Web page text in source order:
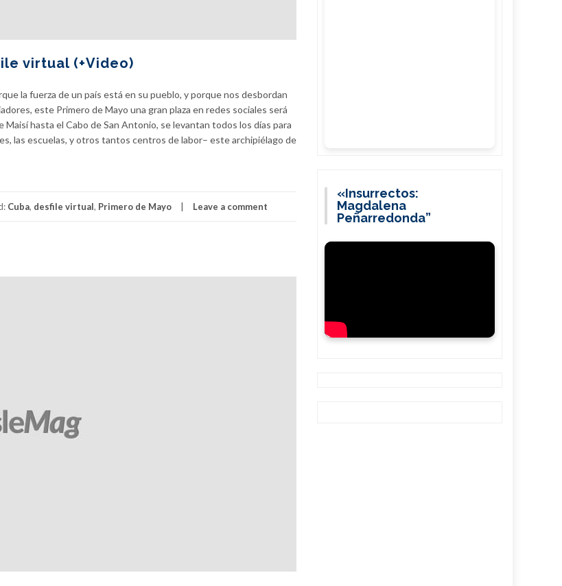
virtual (+Video)
la fuerza de un país está en su pueblo, y porque nos desbordan
este Primero de Mayo una gran plaza en redes sociales será
hasta el Cabo de San Antonio, se levantan todos los días para
las escuelas, y otros tantos centros de labor– este archipiélago de
Cuba, desfile virtual, Primero de Mayo Leave a comment
«Insurrectos:
Magdalena
Peñarredonda”